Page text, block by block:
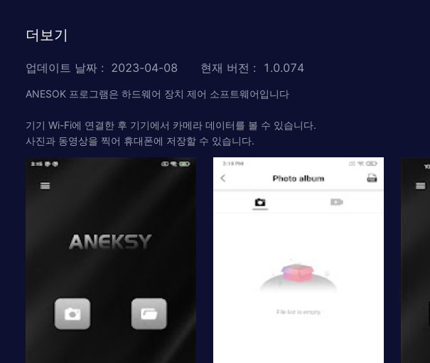
더보기
업데이트 날짜 : 2023-04-08 현재 버전 : 1.0.074
ANESOK 프로그램은 하드웨어 장치 제어 소프트웨어입니다
기기 Wi-Fi에 연결한 후 기기에서 카메라 데이터를 볼 수 있습니다.
사진과 동영상을 찍어 휴대폰에 저장할 수 있습니다.